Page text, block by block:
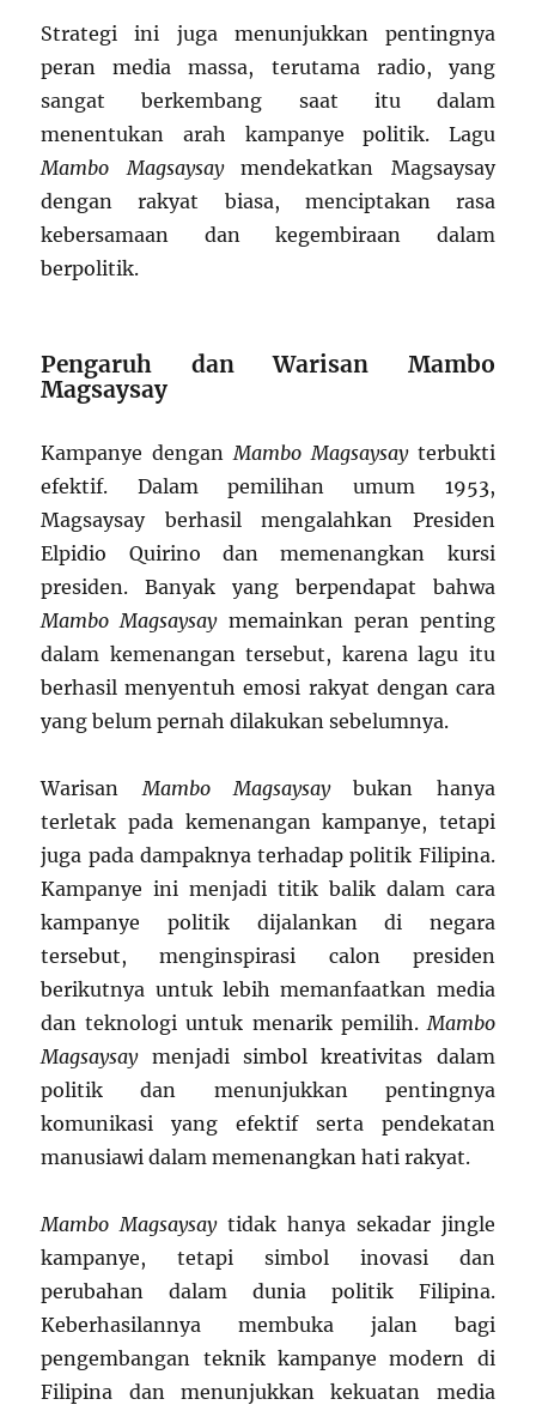
Strategi ini juga menunjukkan pentingnya
peran media massa, terutama radio, yang
sangat berkembang saat itu dalam
menentukan arah kampanye politik. Lagu
Mambo Magsaysaymendekatkan Magsaysay
dengan rakyat biasa, menciptakan rasa
kebersamaan dan kegembiraan dalam
berpolitik.
Pengaruh dan Warisan Mambo
Magsaysay
Kampanye denganMambo Magsaysayterbukti
efektif. Dalam pemilihan umum 1953,
Magsaysay berhasil mengalahkan Presiden
Elpidio Quirino dan memenangkan kursi
presiden. Banyak yang berpendapat bahwa
Mambo Magsaysaymemainkan peran penting
dalam kemenangan tersebut, karena lagu itu
berhasil menyentuh emosi rakyat dengan cara
yang belum pernah dilakukan sebelumnya.
WarisanMambo Magsaysaybukan hanya
terletak pada kemenangan kampanye, tetapi
juga pada dampaknya terhadap politik Filipina.
Kampanye ini menjadi titik balik dalam cara
kampanye politik dijalankan di negara
tersebut, menginspirasi calon presiden
berikutnya untuk lebih memanfaatkan media
dan teknologi untuk menarik pemilih.Mambo
Magsaysaymenjadi simbol kreativitas dalam
politik dan menunjukkan pentingnya
komunikasi yang efektif serta pendekatan
manusiawi dalam memenangkan hati rakyat.
Mambo Magsaysaytidak hanya sekadar jingle
kampanye, tetapi simbol inovasi dan
perubahan dalam dunia politik Filipina.
Keberhasilannya membuka jalan bagi
pengembangan teknik kampanye modern di
Filipina dan menunjukkan kekuatan media